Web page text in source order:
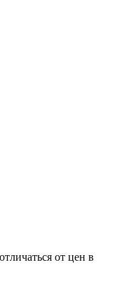
от цен в